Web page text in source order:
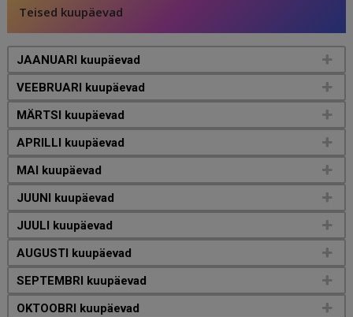
Teised kuupäevad
JAANUARI kuupäevad
VEEBRUARI kuupäevad
MÄRTSI kuupäevad
APRILLI kuupäevad
MAI kuupäevad
JUUNI kuupäevad
JUULI kuupäevad
AUGUSTI kuupäevad
SEPTEMBRI kuupäevad
OKTOOBRI kuupäevad